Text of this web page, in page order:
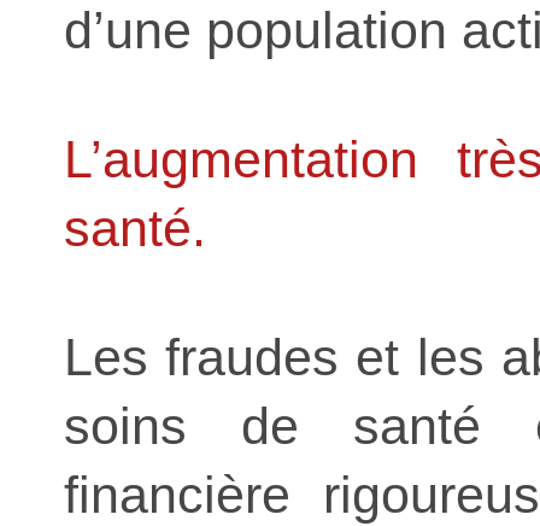
d’une population
L’augmentation
santé.
Les fraudes et les
soins de santé
financière